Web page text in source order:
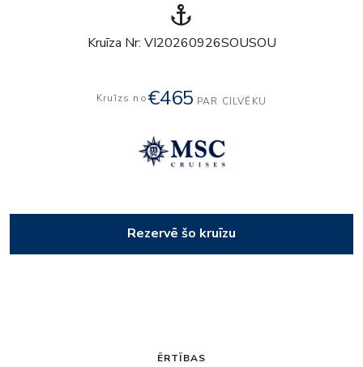
anchor
Kruīza Nr: VI20260926SOUSOU
Kruīzs no€465 PAR CILVĒKU
Rezervē šo kruīzu
ĒRTĪBAS